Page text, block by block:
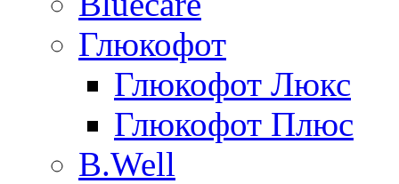
Глюкофот
Глюкофот Люкс
Глюкофот Плюс
B.Well